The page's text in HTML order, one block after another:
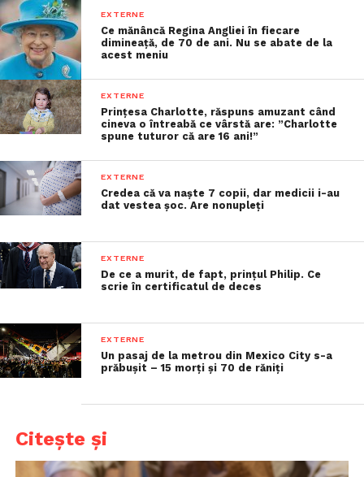
EXTERNE
Ce mănâncă Regina Angliei în fiecare
dimineață, de 70 de ani. Nu se abate de la
acest meniu
EXTERNE
Prințesa Charlotte, răspuns amuzant când
cineva o întreabă ce vârstă are: ”Charlotte
spune tuturor că are 16 ani!”
EXTERNE
Credea că va naște 7 copii, dar medicii i-au
dat vestea șoc. Are nonupleți
EXTERNE
De ce a murit, de fapt, prințul Philip. Ce
scrie în certificatul de deces
EXTERNE
Un pasaj de la metrou din Mexico City s-a
prăbușit – 15 morți și 70 de răniți
Citește și